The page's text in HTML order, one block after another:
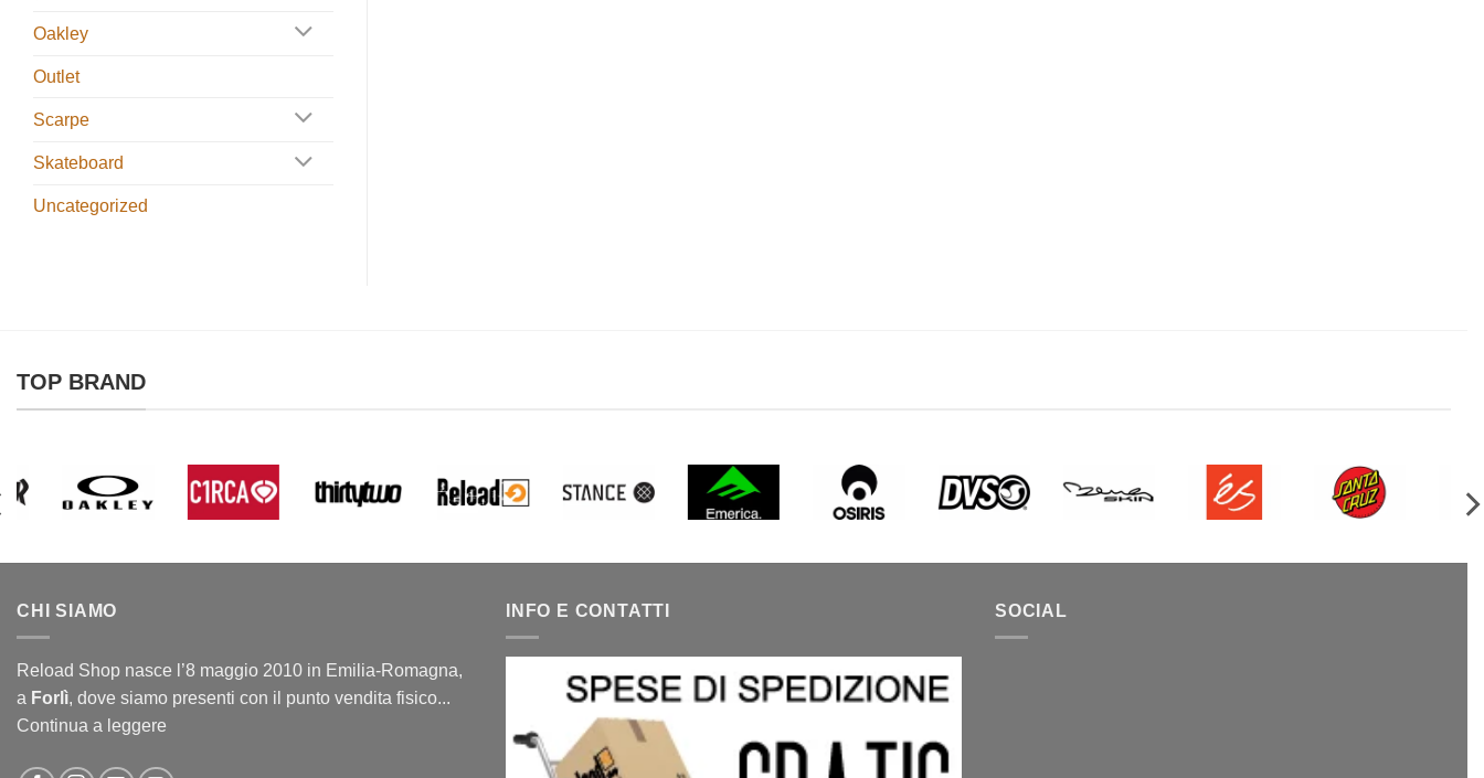
Oakley
Outlet
Scarpe
Skateboard
Uncategorized
TOP BRAND
CHI SIAMO
Reload Shop nasce l’8 maggio 2010 in Emilia-Romagna,
a Forlì, dove siamo presenti con il punto vendita fisico...
Continua a leggere
INFO E CONTATTI SOCIAL